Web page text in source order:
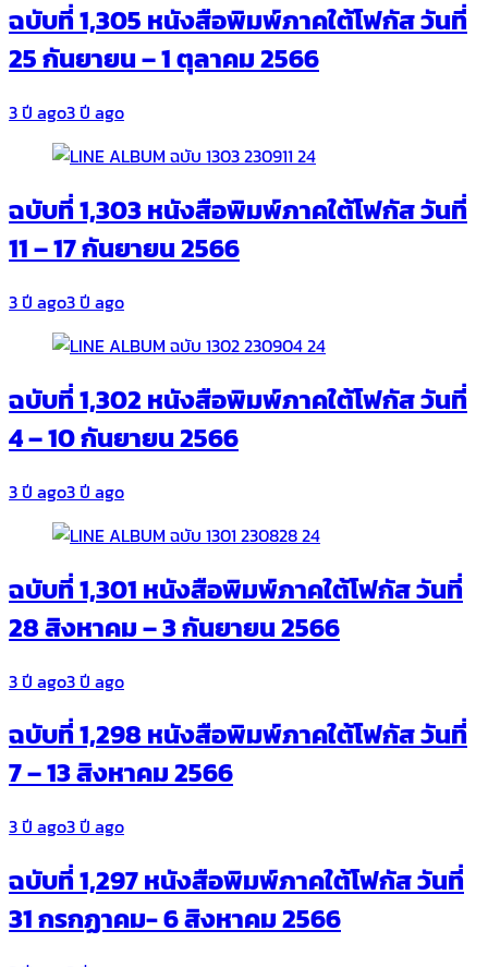
ฉบับที่ 1,305 หนังสือพิมพ์ภาคใต้โฟกัส วันที่
25 กันยายน – 1 ตุลาคม 2566
3 ปี ago3 ปี ago
ฉบับที่ 1,303 หนังสือพิมพ์ภาคใต้โฟกัส วันที่
11 – 17 กันยายน 2566
3 ปี ago3 ปี ago
ฉบับที่ 1,302 หนังสือพิมพ์ภาคใต้โฟกัส วันที่
4 – 10 กันยายน 2566
3 ปี ago3 ปี ago
ฉบับที่ 1,301 หนังสือพิมพ์ภาคใต้โฟกัส วันที่
28 สิงหาคม – 3 กันยายน 2566
3 ปี ago3 ปี ago
ฉบับที่ 1,298 หนังสือพิมพ์ภาคใต้โฟกัส วันที่
7 – 13 สิงหาคม 2566
3 ปี ago3 ปี ago
ฉบับที่ 1,297 หนังสือพิมพ์ภาคใต้โฟกัส วันที่
31 กรกฏาคม- 6 สิงหาคม 2566